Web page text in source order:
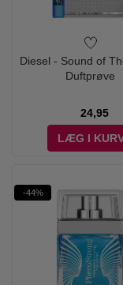
Diesel - Sound of
Duftprøve
24,95
LÆG I
-44%